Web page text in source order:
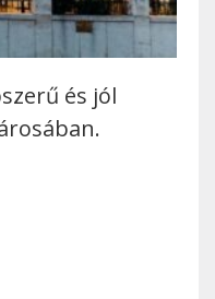
és jól